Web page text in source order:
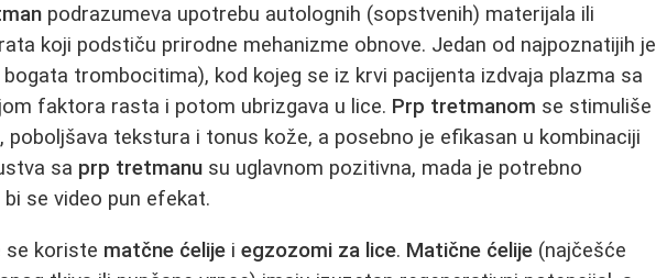
podrazumeva upotrebu autolognih (sopstvenih) materijala ili
koji podstiču prirodne mehanizme obnove. Jedan od najpoznatijih je
bogata trombocitima), kod kojeg se iz krvi pacijenta izdvaja plazma sa
faktora rasta i potom ubrizgava u lice. Prp tretmanom se stimuliše
poboljšava tekstura i tonus kože, a posebno je efikasan u kombinaciji
sa prp tretmanu su uglavnom pozitivna, mada je potrebno
se video pun efekat.
se koriste matčne ćelije iegzozomi za lice. Matične ćelije (najčešće